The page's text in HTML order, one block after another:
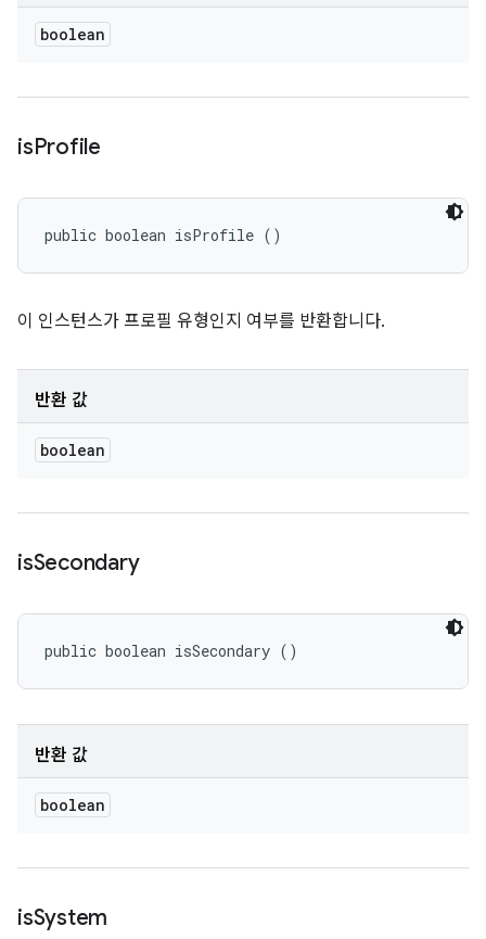
boolean
isProfile
public boolean isProfile ()
이 인스턴스가 프로필 유형인지 여부를 반환합니다.
반환 값
boolean
isSecondary
public boolean isSecondary ()
반환 값
boolean
isSystem